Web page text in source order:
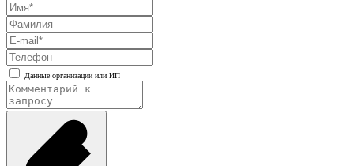
Данные организации или ИП